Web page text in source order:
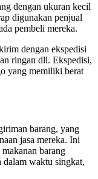
dengan ukuran kecil
digunakan penjual
pembeli mereka.
dengan ekspedisi
ringan dll. Ekspedisi,
yang memiliki berat
barang, yang
jasa mereka. Ini
barang
dalam waktu singkat,